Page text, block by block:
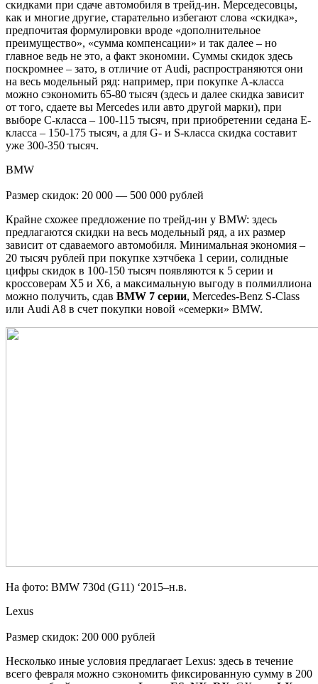
скидками при сдаче автомобиля в трейд-ин. Мерседесовцы,
как и многие другие, старательно избегают слова «скидка»,
предпочитая формулировки вроде «дополнительное
преимущество», «сумма компенсации» и так далее – но
главное ведь не это, а факт экономии. Суммы скидок здесь
поскромнее – зато, в отличие от Audi, распространяются они
на весь модельный ряд: например, при покупке А-класса
можно сэкономить 65-80 тысяч (здесь и далее скидка зависит
от того, сдаете вы Mercedes или авто другой марки), при
выборе С-класса – 100-115 тысяч, при приобретении седана Е-
класса – 150-175 тысяч, а для G- и S-класса скидка составит
уже 300-350 тысяч.
BMW
Размер скидок: 20 000 — 500 000 рублей
Крайне схожее предложение по трейд-ин у BMW: здесь
предлагаются скидки на весь модельный ряд, а их размер
зависит от сдаваемого автомобиля. Минимальная экономия –
20 тысяч рублей при покупке хэтчбека 1 серии, солидные
цифры скидок в 100-150 тысяч появляются к 5 серии и
кроссоверам X5 и X6, а максимальную выгоду в полмиллиона
можно получить, сдав BMW 7 серии, Mercedes-Benz S-Class
или Audi A8 в счет покупки новой «семерки» BMW.
На фото: BMW 730d (G11) ‘2015–н.в.
Lexus
Размер скидок: 200 000 рублей
Несколько иные условия предлагает Lexus: здесь в течение
всего февраля можно сэкономить фиксированную сумму в 200